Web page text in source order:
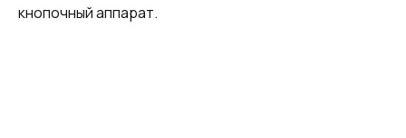
кнопочный аппарат.